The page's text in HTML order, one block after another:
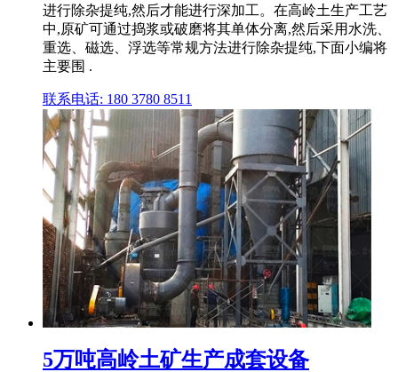
进行除杂提纯,然后才能进行深加工。在高岭土生产工艺
中,原矿可通过捣浆或破磨将其单体分离,然后采用水洗、
重选、磁选、浮选等常规方法进行除杂提纯,下面小编将
主要围 .
联系电话: 180 3780 8511
5万吨高岭土矿生产成套设备